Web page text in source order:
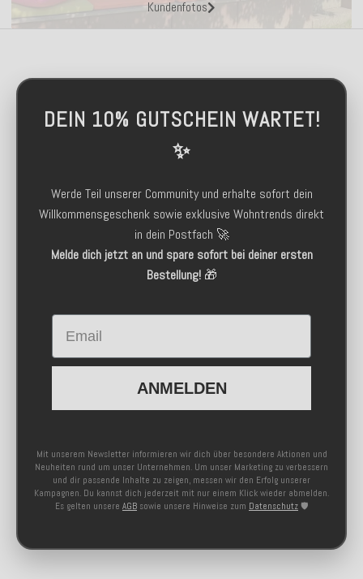
Kundenfotos
DEIN 10% GUTSCHEIN WARTET!
✨
Werde Teil unserer Community und erhalte sofort dein
Willkommensgeschenk sowie exklusive Wohntrends direkt
in dein Postfach 🚀
Melde dich jetzt an und spare sofort bei deiner ersten
Bestellung!🎁
Email
ANMELDEN
Mit unserem Newsletter informieren wir dich über besondere Aktionen und
Neuheiten rund um unser Unternehmen. Um unser Marketing zu verbessern
und dir passende Inhalte zu zeigen, messen wir den Erfolg unserer
Kampagnen. Du kannst dich jederzeit mit nur einem Klick wieder abmelden.
Es gelten unsere AGB sowie unsere Hinweise zum Datenschutz 🛡️